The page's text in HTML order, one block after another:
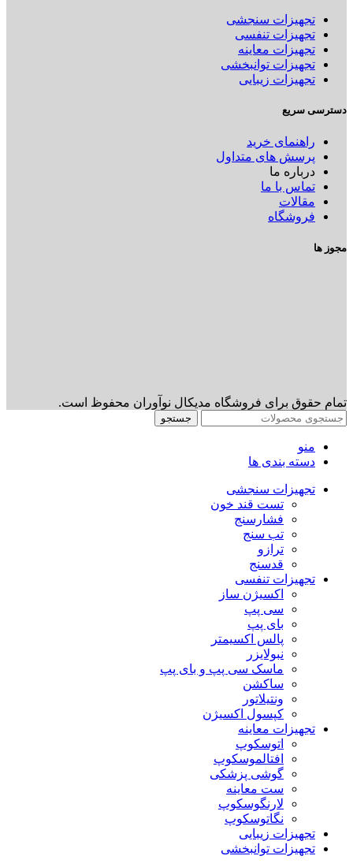
تجهیزات سنجشی
تجهیزات تنفسی
تجهیزات معاینه
تجهیزات توانبخشی
تجهیزات زیبایی
دسترسی سریع
راهنمای خرید
پرسش های متداول
درباره ما
تماس با ما
مقالات
فروشگاه
مجوز ها
تمام حقوق برای فروشگاه مدیکال نوآوران محفوظ است.
جستجو
منو
دسته بندی ها
تجهیزات سنجشی
تست قند خون
فشارسنج
تب سنج
ترازو
قدسنج
تجهیزات تنفسی
اکسیژن ساز
سی پپ
بای پپ
پالس اکسیمتر
نبولایزر
ماسک سی پپ و بای پپ
ساکشن
ونتیلاتور
کپسول اکسیژن
تجهیزات معاینه
اتوسکوپ
افتالموسکوپ
گوشی پزشکی
ست معاینه
لارنگوسکوپ
نگاتوسکوپ
تجهیزات زیبایی
تجهیزات توانبخشی